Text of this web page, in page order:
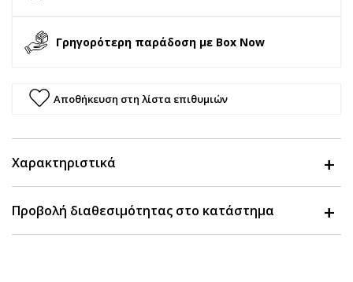
Γρηγορότερη παράδοση με Box Now
Αποθήκευση στη λίστα επιθυμιών
Χαρακτηριστικά
Προβολή διαθεσιμότητας στο κατάστημα